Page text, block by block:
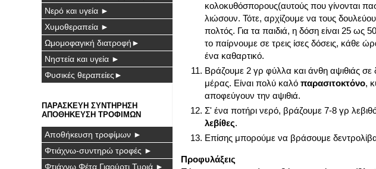
κολοκυθόσπορους(αυτούς που γίνονται
λιώσουν. Τότε, αρχίζουμε να τους
πολτός. Για τα παιδιά, η δόση είναι 25
το παίρνουμε σε τρεις ίσες δόσεις, κάθε
ένα καθαρτικό.
Βράζουμε 2 γρ φύλλα και άνθη αψιθιάς σε
μέρας. Είναι πολύ καλό παρασιτοκτόνο,
αποφεύγουν την αψιθιά.
Σ' ένα ποτήρι νερό, βράζουμε 7-8 γρ
λεβίθες.
Επίσης μπορούμε να βράσουμε
Προφυλάξεις
Νερό και υγεία ►
Χυμοθεραπεία ►
Ωμομοφαγική διατροφή►
Νηστεία και υγεία ►
Φυσικές θεραπείες►
ΠΑΡΑΣΚΕΥΗ ΣΥΝΤΗΡΗΣΗ
ΑΠΟΘΗΚΕΥΣΗ ΤΡΟΦΙΜΩΝ
Αποθήκευση τροφίμων ►
Φτιάχνω-συντηρώ τροφές ►
Φτιάχνω Φέτα Γιαούρτι Τυριά ►